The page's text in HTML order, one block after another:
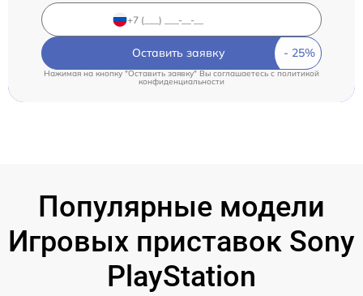
Оставить заявку
Нажимая на кнопку "Оставить заявку" Вы соглашаетесь cполитикой
конфиденциальности
Популярные модели
Игровых приставок Sony
PlayStation